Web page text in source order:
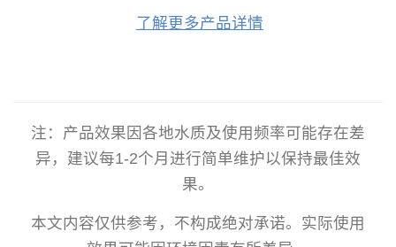
了解更多产品详情
注：产品效果因各地水质及使用频率可能存在差
异，建议每1-2个月进行简单维护以保持最佳效
果。
本文内容仅供参考，不构成绝对承诺。实际使用